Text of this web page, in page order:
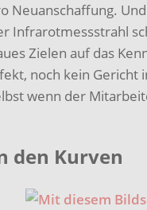
Neuanschaffung.
Infrarotmessstrahl
Zielen auf das
noch kein Gericht
wenn der
den Kurven